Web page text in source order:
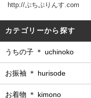
http://ぷちぷりんす.com
カテゴリーから探す
うちの子 ＊ uchinoko
お振袖 ＊ hurisode
お着物 ＊ kimono